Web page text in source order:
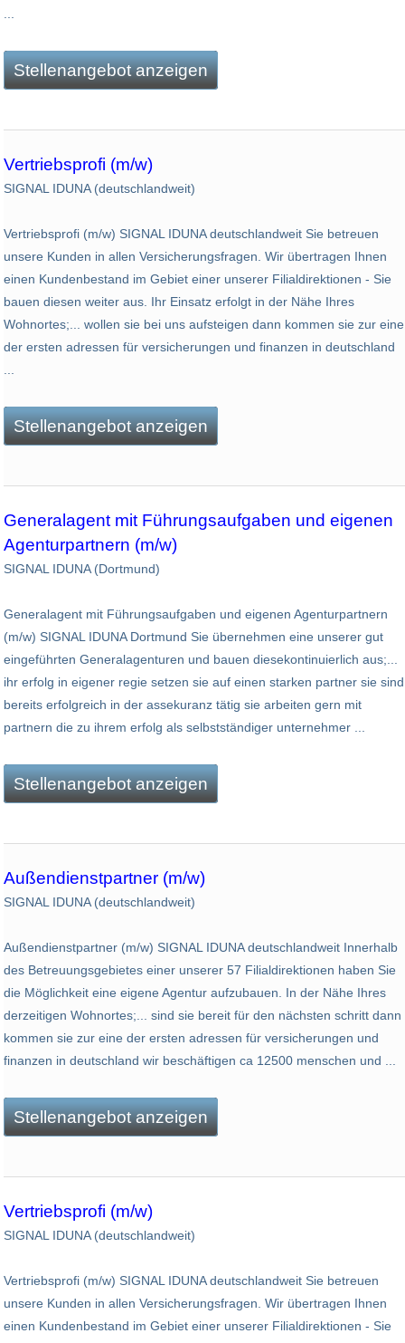
Stellenangebot anzeigen
Vertriebsprofi (m/w)
SIGNAL IDUNA (deutschlandweit)
Vertriebsprofi (m/w) SIGNAL IDUNA deutschlandweit Sie betreuen
unsere Kunden in allen Versicherungsfragen. Wir übertragen Ihnen
einen Kundenbestand im Gebiet einer unserer Filialdirektionen - Sie
bauen diesen weiter aus. Ihr Einsatz erfolgt in der Nähe Ihres
Wohnortes;... wollen sie bei uns aufsteigen dann kommen sie zur eine
der ersten adressen für versicherungen und finanzen in deutschland
Stellenangebot anzeigen
Generalagent mit Führungsaufgaben und eigenen
Agenturpartnern (m/w)
SIGNAL IDUNA (Dortmund)
Generalagent mit Führungsaufgaben und eigenen Agenturpartnern
(m/w) SIGNAL IDUNA Dortmund Sie übernehmen eine unserer gut
eingeführten Generalagenturen und bauen diesekontinuierlich aus;...
ihr erfolg in eigener regie setzen sie auf einen starken partner sie sind
bereits erfolgreich in der assekuranz tätig sie arbeiten gern mit
partnern die zu ihrem erfolg als selbstständiger unternehmer ...
Stellenangebot anzeigen
Außendienstpartner (m/w)
SIGNAL IDUNA (deutschlandweit)
Außendienstpartner (m/w) SIGNAL IDUNA deutschlandweit Innerhalb
des Betreuungsgebietes einer unserer 57 Filialdirektionen haben Sie
die Möglichkeit eine eigene Agentur aufzubauen. In der Nähe Ihres
derzeitigen Wohnortes;... sind sie bereit für den nächsten schritt dann
kommen sie zur eine der ersten adressen für versicherungen und
finanzen in deutschland wir beschäftigen ca 12500 menschen und ...
Stellenangebot anzeigen
Vertriebsprofi (m/w)
SIGNAL IDUNA (deutschlandweit)
Vertriebsprofi (m/w) SIGNAL IDUNA deutschlandweit Sie betreuen
unsere Kunden in allen Versicherungsfragen. Wir übertragen Ihnen
einen Kundenbestand im Gebiet einer unserer Filialdirektionen - Sie